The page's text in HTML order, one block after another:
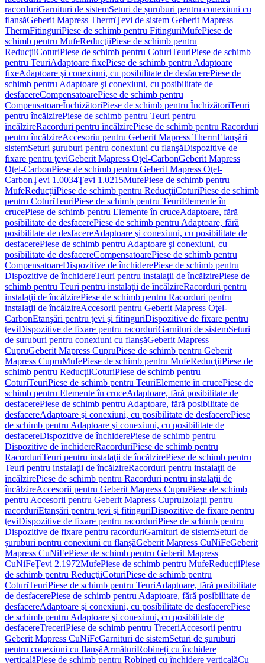
racorduriGarnituri de sistemSeturi de șuruburi pentru conexiuni cu
flanșăGeberit Mapress ThermŢevi de sistem Geberit Mapress
ThermFitinguriPiese de schimb pentru FitinguriMufePiese de
schimb pentru MufeReducţiiPiese de schimb pentru
ReducţiiCoturiPiese de schimb pentru CoturiTeuriPiese de schimb
pentru TeuriAdaptoare fixePiese de schimb pentru Adaptoare
fixeAdaptoare şi conexiuni, cu posibilitate de desfacerePiese de
schimb pentru Adaptoare şi conexiuni, cu posibilitate de
desfacereCompensatoarePiese de schimb pentru
CompensatoareÎnchizătoriPiese de schimb pentru ÎnchizătoriTeuri
pentru încălzirePiese de schimb pentru Teuri pentru
încălzireRacorduri pentru încălzirePiese de schimb pentru Racorduri
pentru încălzireAccesoriu pentru Geberit Mapress ThermEtanşări
sistemSeturi şuruburi pentru conexiuni cu flanşăDispozitive de
fixare pentru ţeviGeberit Mapress Oţel-CarbonGeberit Mapress
Oţel-CarbonPiese de schimb pentru Geberit Mapress Oţel-
CarbonŢevi 1.0034Ţevi 1.0215MufePiese de schimb pentru
MufeReducţiiPiese de schimb pentru ReducţiiCoturiPiese de schimb
pentru CoturiTeuriPiese de schimb pentru TeuriElemente în
crucePiese de schimb pentru Elemente în cruceAdaptoare, fără
posibilitate de desfacerePiese de schimb pentru Adaptoare, fără
posibilitate de desfacereAdaptoare şi conexiuni, cu posibilitate de
desfacerePiese de schimb pentru Adaptoare şi conexiuni, cu
posibilitate de desfacereCompensatoarePiese de schimb pentru
CompensatoareDispozitive de închiderePiese de schimb pentru
Dispozitive de închidereTeuri pentru instalaţii de încălzirePiese de
schimb pentru Teuri pentru instalaţii de încălzireRacorduri pentru
instalaţii de încălzirePiese de schimb pentru Racorduri pentru
instalaţii de încălzireAccesorii pentru Geberit Mapress Oţel-
CarbonEtanşări pentru ţevi şi fitinguriDispozitive de fixare pentru
ţeviDispozitive de fixare pentru racorduriGarnituri de sistemSeturi
de șuruburi pentru conexiuni cu flanșăGeberit Mapress
CupruGeberit Mapress CupruPiese de schimb pentru Geberit
Mapress CupruMufePiese de schimb pentru MufeReducţiiPiese de
schimb pentru ReducţiiCoturiPiese de schimb pentru
CoturiTeuriPiese de schimb pentru TeuriElemente în crucePiese de
schimb pentru Elemente în cruceAdaptoare, fără posibilitate de
desfacerePiese de schimb pentru Adaptoare, fără posibilitate de
desfacereAdaptoare şi conexiuni, cu posibilitate de desfacerePiese
de schimb pentru Adaptoare şi conexiuni, cu posibilitate de
desfacereDispozitive de închiderePiese de schimb pentru
Dispozitive de închidereRacorduriPiese de schimb pentru
RacorduriTeuri pentru instalaţii de încălzirePiese de schimb pentru
Teuri pentru instalaţii de încălzireRacorduri pentru instalaţii de
încălzirePiese de schimb pentru Racorduri pentru instalaţii de
încălzireAccesorii pentru Geberit Mapress CupruPiese de schimb
pentru Accesorii pentru Geberit Mapress CupruIzolaţii pentru
racorduriEtanşări pentru ţevi şi fitinguriDispozitive de fixare pentru
ţeviDispozitive de fixare pentru racorduriPiese de schimb pentru
Dispozitive de fixare pentru racorduriGarnituri de sistemSeturi de
șuruburi pentru conexiuni cu flanșăGeberit Mapress CuNiFeGeberit
Mapress CuNiFePiese de schimb pentru Geberit Mapress
CuNiFeŢevi 2.1972MufePiese de schimb pentru MufeReducţiiPiese
de schimb pentru ReducţiiCoturiPiese de schimb pentru
CoturiTeuriPiese de schimb pentru TeuriAdaptoare, fără posibilitate
de desfacerePiese de schimb pentru Adaptoare, fără posibilitate de
desfacereAdaptoare şi conexiuni, cu posibilitate de desfacerePiese
de schimb pentru Adaptoare şi conexiuni, cu posibilitate de
desfacereTreceriPiese de schimb pentru TreceriAccesorii pentru
Geberit Mapress CuNiFeGarnituri de sistemSeturi de șuruburi
pentru conexiuni cu flanșăArmăturiRobineți cu închidere
verticalăPiese de schimb pentru Robineți cu închidere verticalăCu